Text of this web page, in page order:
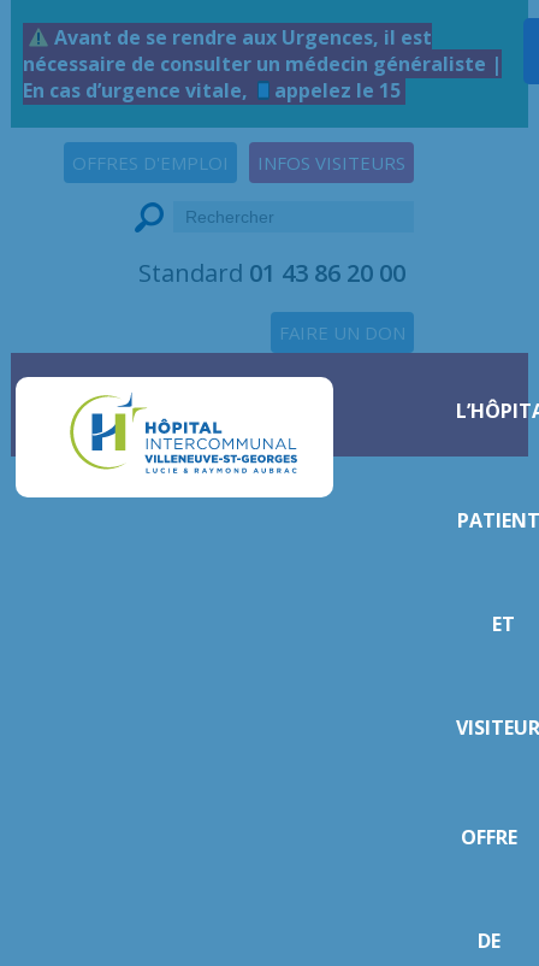
Avant de se rendre aux Urgences, il est
nécessaire de consulter un médecin généraliste |
En cas d’urgence vitale,
appelez le 15
INFOS VISITEURS
OFFRES D'EMPLOI
Standard 01 43 86 20 00
FAIRE UN DON
ET
OFFRE
DE